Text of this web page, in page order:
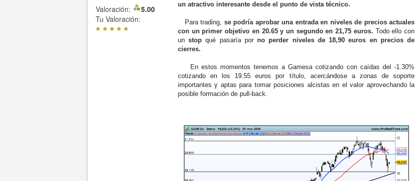
Valoración:
5.00
Tu Valoración:
*****
un atractivo interesante desde el punto de vista técnico.
Para trading, se podría aprobar una entrada en niveles de precios actuales
con un primer objetivo en 20.65 y un segundo en 21,75 euros. Todo ello con
un stopqué pasaría porno perder niveles de 18,90 euros en precios de
cierres.
En estos momentos tenemos a Gamesa cotizando con caídas del -1.30%
cotizando en los 19.55 euros por título, acercándose a zonas de soporte
importantes y aptas para tomar posiciones alcistas en el valor aprovechando la
posible formación de pull-back.